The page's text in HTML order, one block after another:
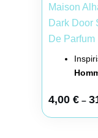
Maison
Dark Door
De Parfum
4,00 € –